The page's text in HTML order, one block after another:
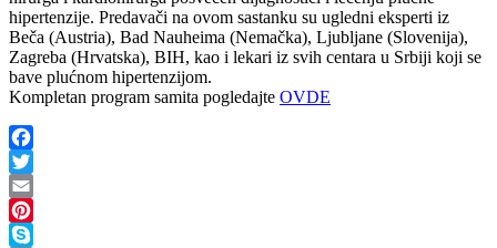
hipertenzije. Predavači na ovom sastanku su ugledni eksperti iz
Beča (Austria), Bad Nauheima (Nemačka), Ljubljane (Slovenija),
Zagreba (Hrvatska), BIH, kao i lekari iz svih centara u Srbiji koji se
bave plućnom hipertenzijom.
Kompletan program samita pogledajte OVDE
Facebook
Twitter
Email
Pinterest